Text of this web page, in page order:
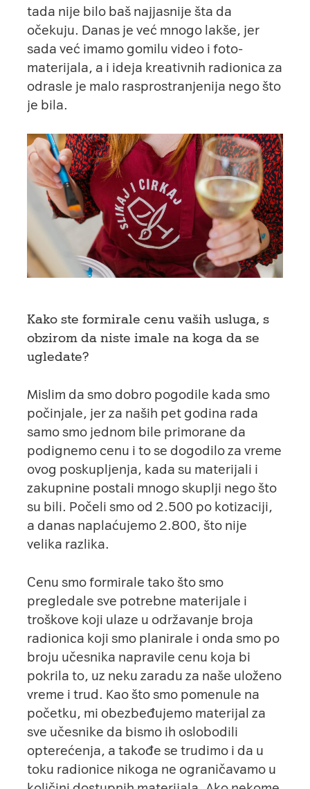
tada nije bilo baš najjasnije šta da
očekuju. Danas je već mnogo lakše, jer
sada već imamo gomilu video i foto-
materijala, a i ideja kreativnih radionica za
odrasle je malo rasprostranjenija nego što
je bila.
Kako ste formirale cenu vaših usluga, s
obzirom da niste imale na koga da se
ugledate?
Mislim da smo dobro pogodile kada smo
počinjale, jer za naših pet godina rada
samo smo jednom bile primorane da
podignemo cenu i to se dogodilo za vreme
ovog poskupljenja, kada su materijali i
zakupnine postali mnogo skuplji nego što
su bili. Počeli smo od 2.500 po kotizaciji,
a danas naplaćujemo 2.800, što nije
velika razlika.
Cenu smo formirale tako što smo
pregledale sve potrebne materijale i
troškove koji ulaze u održavanje broja
radionica koji smo planirale i onda smo po
broju učesnika napravile cenu koja bi
pokrila to, uz neku zaradu za naše uloženo
vreme i trud. Kao što smo pomenule na
početku, mi obezbeđujemo materijal za
sve učesnike da bismo ih oslobodili
opterećenja, a takođe se trudimo i da u
toku radionice nikoga ne ograničavamo u